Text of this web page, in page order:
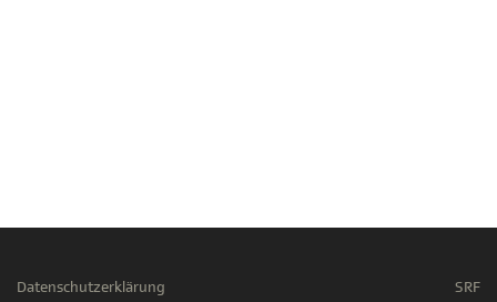
Datenschutzerklärung
SRF